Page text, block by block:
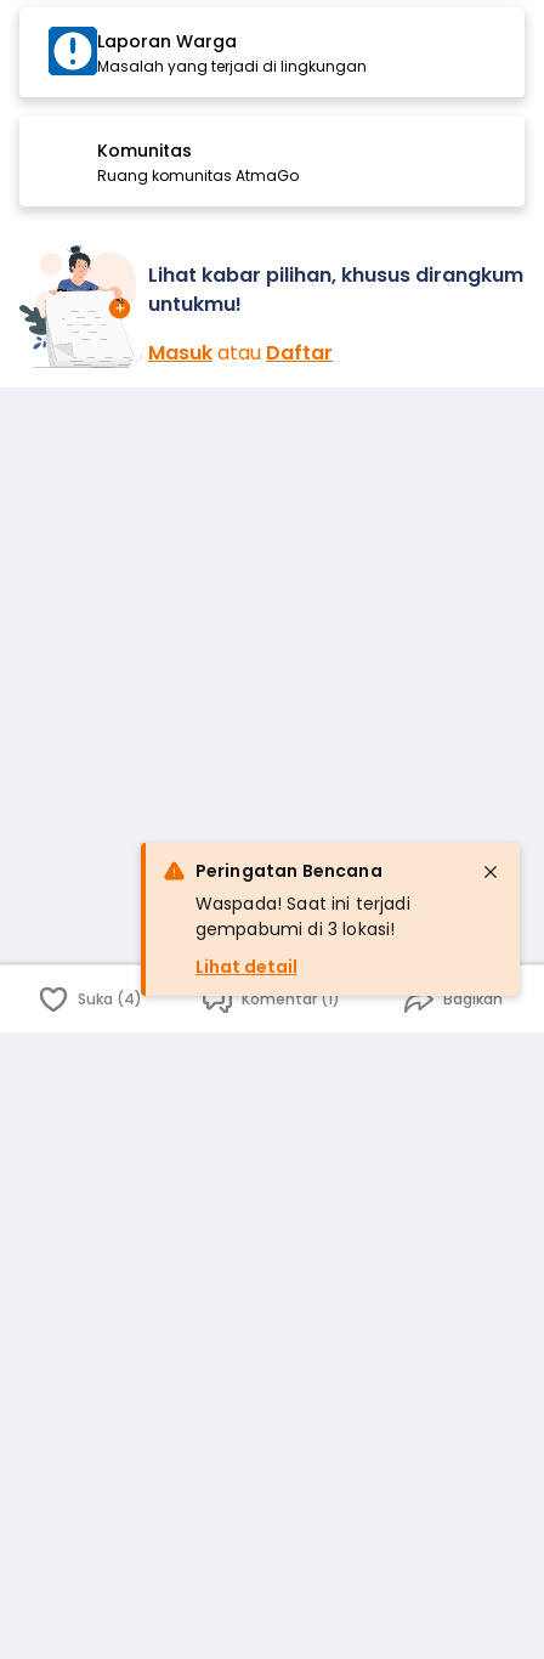
Laporan Warga
Masalah yang terjadi di lingkungan
Komunitas
Ruang komunitas AtmaGo
Lihat kabar pilihan, khusus dirangkum
untukmu!
Masukatau Daftar
Suka (4) Komentar (1) Bagikan
Peringatan Bencana
Waspada! Saat ini terjadi
gempabumi di 3 lokasi!
Lihat detail